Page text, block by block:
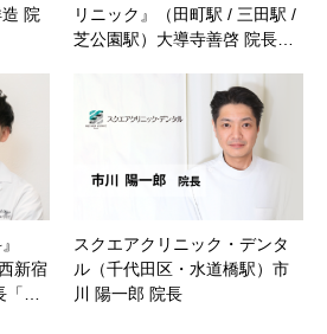
院
リニック』（田町駅 / 三田駅 /
芝公園駅）大導寺善啓 院長…
新宿
「…
スクエアクリニック・デンタ
ル（千代田区・水道橋駅）市
川 陽一郎 院長